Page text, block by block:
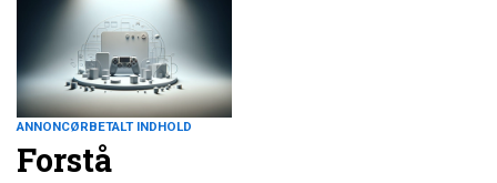
ANNONCØRBETALT INDHOLD
Forstå